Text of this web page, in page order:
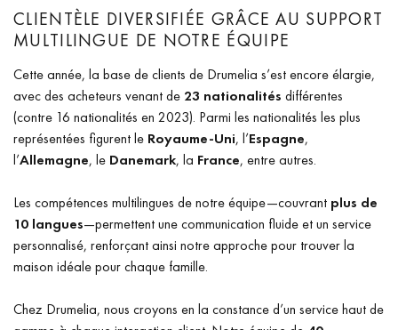
CLIENTÈLE DIVERSIFIÉE GRÂCE AU SUPPORT
MULTILINGUE DE NOTRE ÉQUIPE
Cette année, la base de clients de Drumelia s’est encore élargie,
avec des acheteurs venant de 23 nationalités différentes
(contre 16 nationalités en 2023). Parmi les nationalités les plus
représentées figurent le Royaume-Uni, l’Espagne,
l’Allemagne, le Danemark, la France, entre autres.
Les compétences multilingues de notre équipe—couvrant plus de
10 langues—permettent une communication fluide et un service
personnalisé, renforçant ainsi notre approche pour trouver la
maison idéale pour chaque famille.
Chez Drumelia, nous croyons en la constance d’un service haut de